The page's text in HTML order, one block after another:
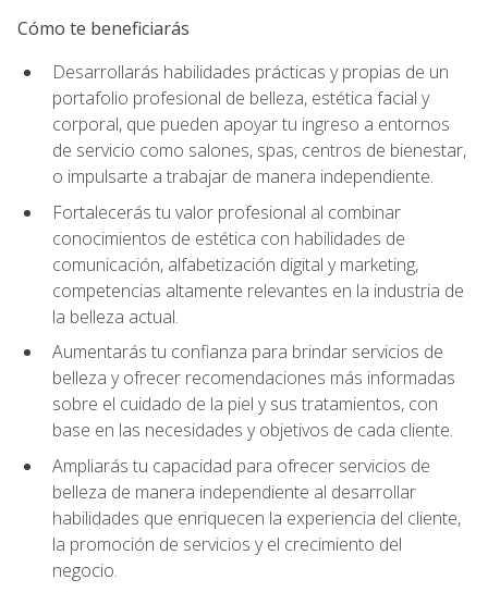
Cómo te beneficiarás
Desarrollarás habilidades prácticas y propias de un
portafolio profesional de belleza, estética facial y
corporal, que pueden apoyar tu ingreso a entornos
de servicio como salones, spas, centros de bienestar,
o impulsarte a trabajar de manera independiente.
Fortalecerás tu valor profesional al combinar
conocimientos de estética con habilidades de
comunicación, alfabetización digital y marketing,
competencias altamente relevantes en la industria de
la belleza actual.
Aumentarás tu confianza para brindar servicios de
belleza y ofrecer recomendaciones más informadas
sobre el cuidado de la piel y sus tratamientos, con
base en las necesidades y objetivos de cada cliente.
Ampliarás tu capacidad para ofrecer servicios de
belleza de manera independiente al desarrollar
habilidades que enriquecen la experiencia del cliente,
la promoción de servicios y el crecimiento del
negocio.